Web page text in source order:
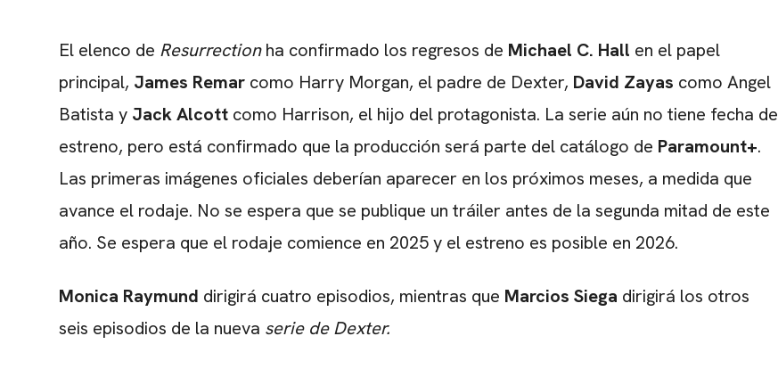
El elenco de Resurrectionha confirmado los regresos de Michael C. Hall en el papel
principal, James Remar como Harry Morgan, el padre de Dexter, David Zayas como Angel
Batista y Jack Alcott como Harrison, el hijo del protagonista. La serie aún no tiene fecha de
estreno, pero está confirmado que la producción será parte del catálogo de Paramount+.
Las primeras imágenes oficiales deberían aparecer en los próximos meses, a medida que
avance el rodaje. No se espera que se publique un tráiler antes de la segunda mitad de este
año. Se espera que el rodaje comience en 2025 y el estreno es posible en 2026.
Monica Raymund dirigirá cuatro episodios, mientras que Marcios Siega dirigirá los otros
seis episodios de la nueva serie de Dexter.